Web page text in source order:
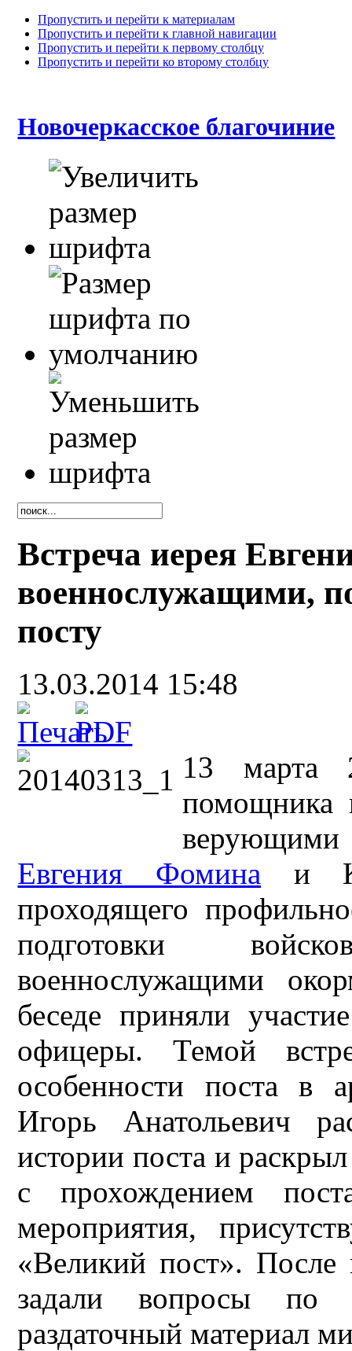
Пропустить и перейти к материалам
Пропустить и перейти к главной навигации
Пропустить и перейти к первому столбцу
Пропустить и перейти ко второму столбцу
Новочеркасское благочиние
Встреча иерея
военнослужащими,
посту
13.03.2014 15:48
13 марта
помощника
Евгения Фомина и
проходящего
подготовки
военнослужащими
беседе приняли
офицеры. Темой
особенности поста в
Игорь Анатольевич
истории поста и
с прохождением
мероприятия,
«Великий пост». После
задали вопросы по
раздаточный материал